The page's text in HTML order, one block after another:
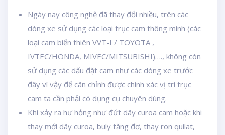
Ngày nay công nghệ đã thay đổi nhiều, trên các
dòng xe sử dụng các loại trục cam thông minh (các
loại cam biến thiên VVT-I / TOYOTA ,
IVTEC/HONDA, MIVEC/MITSUBISHI)…., không còn
sử dụng các dấu đặt cam như các dòng xe trước
đây vì vậy để cân chỉnh được chính xác vị trí trục
cam ta cần phải có dụng cụ chuyên dùng.
Khi xảy ra hư hỏng như đứt dây curoa cam hoặc khi
thay mới dây curoa, buly tăng đơ, thay ron quilat,